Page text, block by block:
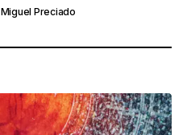
Miguel Preciado